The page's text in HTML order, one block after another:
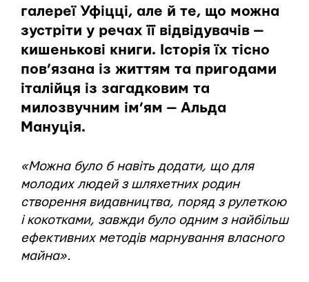
галереї Уфіцці, але й те, що можна
зустріти у речах її відвідувачів —
кишенькові книги. Історія їх тісно
пов’язана із життям та пригодами
італійця із загадковим та
милозвучним ім’ям — Альда
Мануція.
«Можна було б навіть додати, що для
молодих людей з шляхетних родин
створення видавництва, поряд з рулеткою
і кокотками, завжди було одним з найбільш
ефективних методів марнування власного
майна».